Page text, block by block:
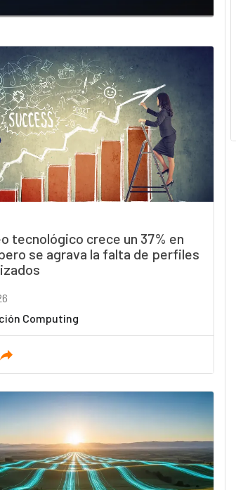
tecnológico crece un 37% en
se agrava la falta de perfiles
Computing